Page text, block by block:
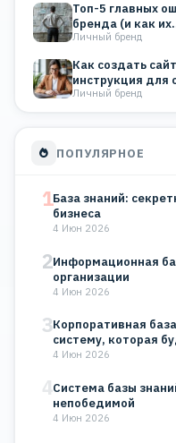
Топ-5 главных
бренда (и как
Личный бренд
Как создать
инструкция для
Личный бренд
ПОПУЛЯРНОЕ
1База знаний:
бизнеса
4 Июн 2026
2Информационная
организации
4 Июн 2026
3Корпоративная
систему, которая
4 Июн 2026
4Система базы
непобедимой
4 Июн 2026